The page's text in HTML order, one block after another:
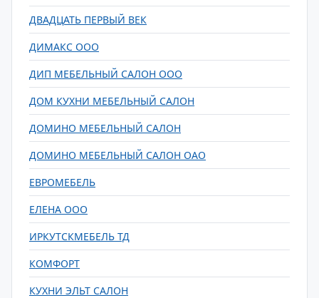
ДВАДЦАТЬ ПЕРВЫЙ ВЕК
ДИМАКС ООО
ДИП МЕБЕЛЬНЫЙ САЛОН ООО
ДОМ КУХНИ МЕБЕЛЬНЫЙ САЛОН
ДОМИНО МЕБЕЛЬНЫЙ САЛОН
ДОМИНО МЕБЕЛЬНЫЙ САЛОН ОАО
ЕВРОМЕБЕЛЬ
ЕЛЕНА ООО
ИРКУТСКМЕБЕЛЬ ТД
КОМФОРТ
КУХНИ ЭЛЬТ САЛОН